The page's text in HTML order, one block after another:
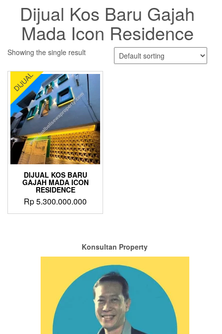
Dijual Kos Baru Gajah
Mada Icon Residence
Showing the single result
DIJUAL
DIJUAL KOS BARU
GAJAH MADA ICON
RESIDENCE
Rp5.300.000.000
Konsultan Property